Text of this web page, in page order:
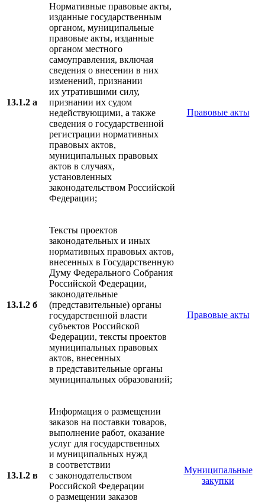
13.1.2 а
Нормативные правовые акты,
изданные государственным
органом, муниципальные
правовые акты, изданные
органом местного
самоуправления, включая
сведения о внесении в них
изменений, признании
их утратившими силу,
признании их судом
недействующими, а также
сведения о государственной
регистрации нормативных
правовых актов,
муниципальных правовых
актов в случаях,
установленных
законодательством Российской
Федерации;
Правовые акты
13.1.2 б
Тексты проектов
законодательных и иных
нормативных правовых актов,
внесенных в Государственную
Думу Федерального Собрания
Российской Федерации,
законодательные
(представительные) органы
государственной власти
субъектов Российской
Федерации, тексты проектов
муниципальных правовых
актов, внесенных
в представительные органы
муниципальных образований;
Правовые акты
13.1.2 в
Информация о размещении
заказов на поставки товаров,
выполнение работ, оказание
услуг для государственных
и муниципальных нужд
в соответствии
с законодательством
Российской Федерации
о размещении заказов
Муниципальные
закупки